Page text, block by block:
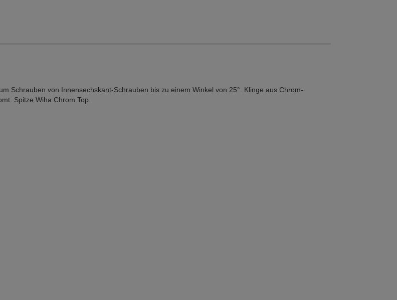
Schrauben von Innensechskant-Schrauben bis zu einem Winkel von 25°. Klinge aus Chrom-
Spitze Wiha Chrom Top.